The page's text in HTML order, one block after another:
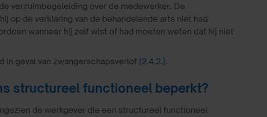
verzuimbegeleiding over de medewerker. De
op de verklaring van de behandelende arts niet had
wanneer hij zelf wist of had moeten weten dat hij niet
geval van zwangerschapsverlof (2.4.2.).
structureel functioneel beperkt?
de werkgever die een structureel functioneel